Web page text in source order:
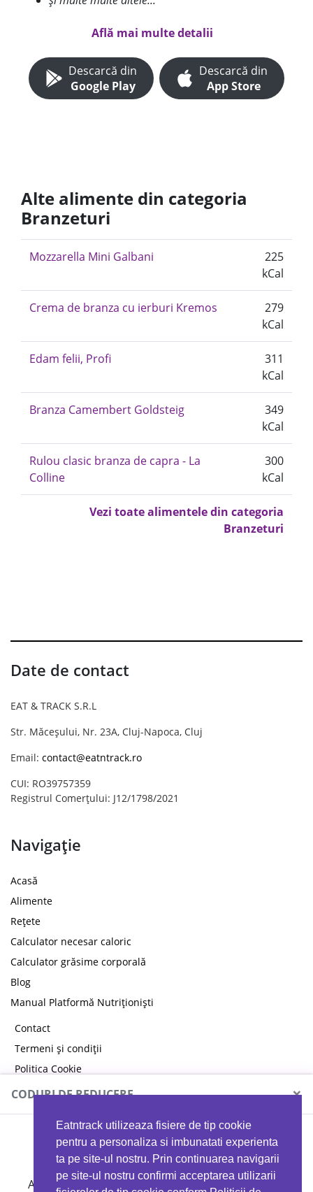
Eatntrack utilizeaza fisiere de tip cookie
pentru a personaliza si imbunatati experienta
ta pe site-ul nostru. Prin continuarea navigarii
pe site-ul nostru confirmi acceptarea utilizarii
Află mai multe detalii
Descarcă din
Google Play
Descarcă din
App Store
Alte alimente din categoria
Branzeturi
Mozzarella Mini Galbani
225
kCal
Crema de branza cu ierburi Kremos
279
kCal
Edam felii, Profi
311
kCal
Branza Camembert Goldsteig
349
kCal
Rulou clasic branza de capra - La
Colline
300
kCal
Vezi toate alimentele din categoria
Branzeturi
Date de contact
EAT & TRACK S.R.L
Str. Măceșului, Nr. 23A, Cluj-Napoca, Cluj
Email: contact@eatntrack.ro
CUI: RO39757359
Registrul Comerțului: J12/1798/2021
Navigație
Acasă
Alimente
Rețete
Calculator necesar caloric
Calculator grăsime corporală
Blog
Manual Platformă Nutriționiști
Contact
Termeni și condiții
Politica Cookie
Politica de confidențialitate
CODURI DE REDUCERE ×
MYPROTEIN
Ai 40%reducere la orice comandă folosind codul